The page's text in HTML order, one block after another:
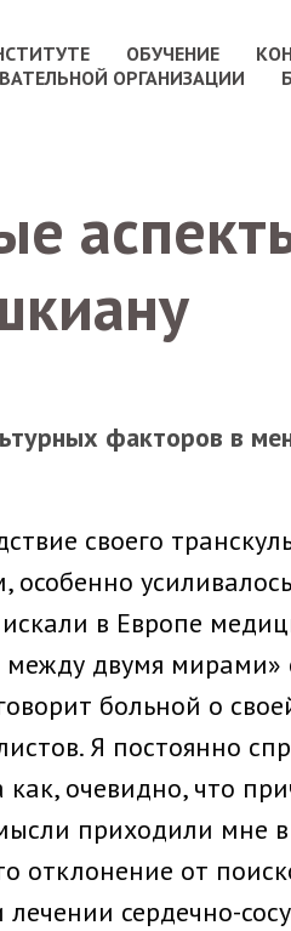
ОБУЧЕНИЕ
ОРГАНИЗАЦИИ
факторов в
своего
в Европе
двумя ми­рами»
больной о
Я постоянно
как, очевидно, что
приходили мне в
отклонение от
сердечно-